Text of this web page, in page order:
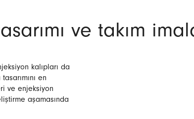
ve takım
kalıpları da
en
ve enjeksiyon
aşamasında